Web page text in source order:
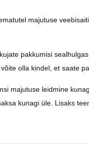
majutuse
pakkumisi
olla kindel, et saate
majutuse leidmine
kunagi üle. Lisaks